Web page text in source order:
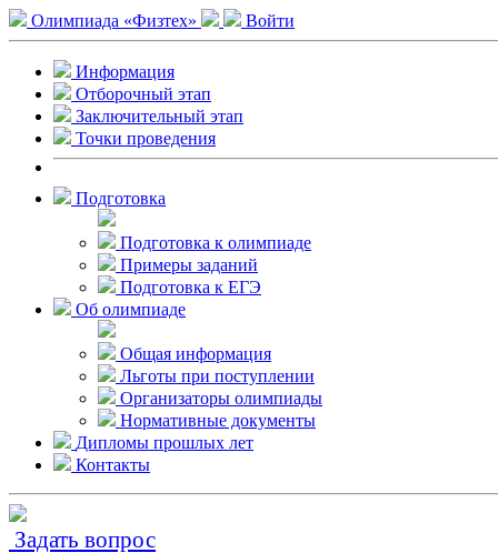
Олимпиада «Физтех» Войти
Информация
Отборочный этап
Заключительный этап
Точки проведения
Подготовка
Подготовка к олимпиаде
Примеры заданий
Подготовка к ЕГЭ
Об олимпиаде
Общая информация
Льготы при поступлении
Организаторы олимпиады
Нормативные документы
Дипломы прошлых лет
Контакты
Задать вопрос